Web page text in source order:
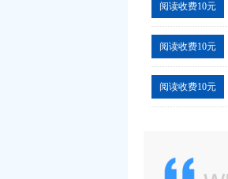
阅读收费10元
阅读收费10元
阅读收费10元